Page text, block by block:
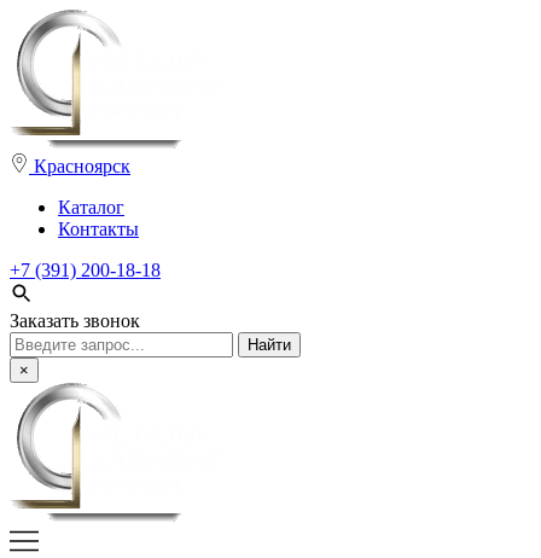
Красноярск
Каталог
Контакты
+7 (391) 200-18-18
Заказать звонок
Поиск:
×